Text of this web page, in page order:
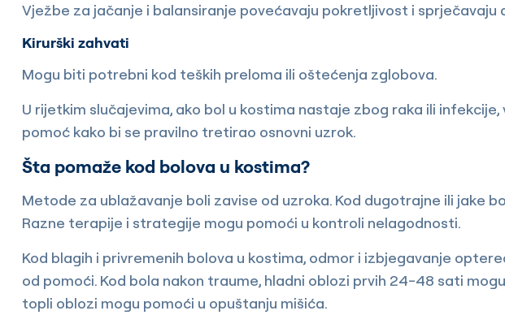
Vježbe za jačanje i balansiranje povećavaju pokretljivost i sprječavaju
Kirurški zahvati
Mogu biti potrebni kod teških preloma ili oštećenja zglobova.
U rijetkim slučajevima, ako bol u kostima nastaje zbog raka ili
pomoć kako bi se pravilno tretirao osnovni uzrok.
Šta pomaže kod bolova u kostima?
Metode za ublažavanje boli zavise od uzroka. Kod dugotrajne ili jake
Razne terapije i strategije mogu pomoći u kontroli nelagodnosti.
Kod blagih i privremenih bolova u kostima, odmor i izbjegavanje
od pomoći. Kod bola nakon traume, hladni oblozi prvih 24-48 sati
topli oblozi mogu pomoći u opuštanju mišića.